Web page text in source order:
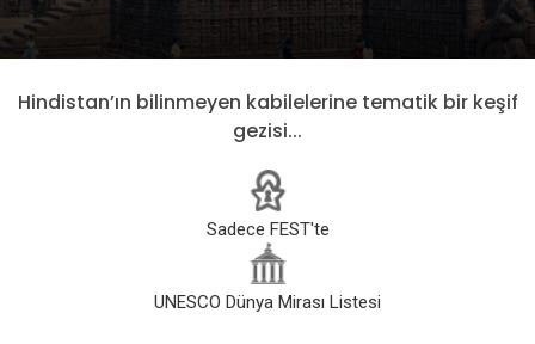
Hindistan’ın bilinmeyen kabilelerine tematik bir keşif
gezisi...
Sadece FEST'te
UNESCO Dünya Mirası Listesi